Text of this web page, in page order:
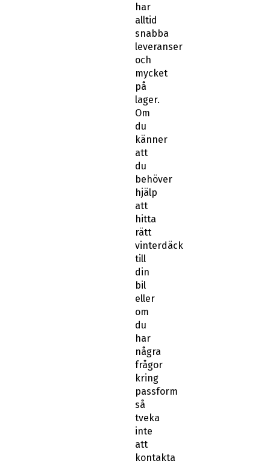
har
alltid
snabba
leveranser
och
mycket
på
lager.
Om
du
känner
att
du
behöver
hjälp
att
hitta
rätt
vinterdäck
till
din
bil
eller
om
du
har
några
frågor
kring
passform
så
tveka
inte
att
kontakta